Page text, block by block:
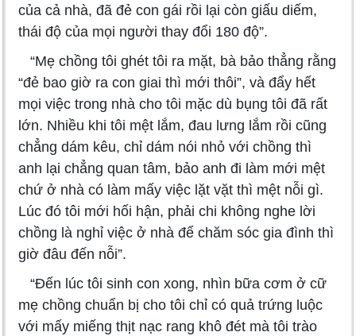
của cả nhà, đã đẻ con gái rồi lại còn giấu diếm,
thái độ của mọi người thay đổi 180 độ”.
“Mẹ chồng tôi ghét tôi ra mặt, bà bảo thẳng rằng
“đẻ bao giờ ra con giai thì mới thôi”, và đẩy hết
mọi việc trong nhà cho tôi mặc dù bụng tôi đã rất
lớn. Nhiều khi tôi mệt lắm, đau lưng lắm rồi cũng
chẳng dám kêu, chỉ dám nói nhỏ với chồng thì
anh lại chẳng quan tâm, bảo anh đi làm mới mệt
chứ ở nhà có làm mấy việc lặt vặt thì mệt nỗi gì.
Lúc đó tôi mới hối hận, phải chi không nghe lời
chồng là nghỉ việc ở nhà để chăm sóc gia đình thì
giờ đâu đến nỗi”.
“Đến lúc tôi sinh con xong, nhìn bữa cơm ở cữ
mẹ chồng chuẩn bị cho tôi chỉ có quả trứng luộc
với mấy miếng thịt nạc rang khô đét mà tôi trào